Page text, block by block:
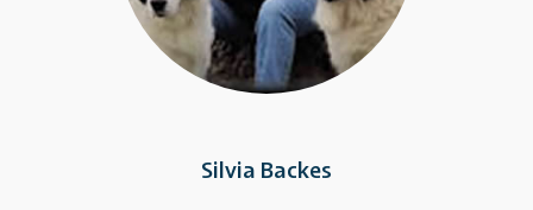
Silvia Backes